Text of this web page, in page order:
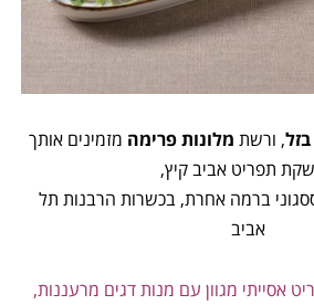
, ורשת מלונות פרימה מזמינים אותך
תפריט אביב קיץ,
ברמה אחרת, בכשרות הרבנות תל
אביב
מגוון עם מנות דגים מרעננות,